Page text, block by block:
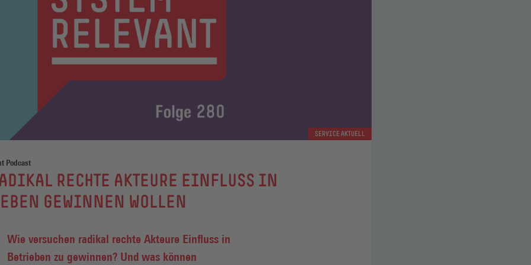
SERVICE AKTUELL
Podcast
RECHTE AKTEURE EINFLUSS IN
GEWINNEN WOLLEN
Wie versuchen radikal rechte Akteure Einfluss in
Betrieben zu gewinnen? Und was können